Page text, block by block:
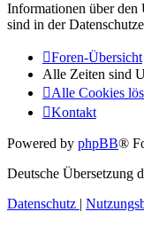
Informationen über den
sind in der
Foren-Übersicht
Alle Zeiten sind
Alle Cookies
Kontakt
Powered by phpBB®
Deutsche Übersetzung
Datenschutz |